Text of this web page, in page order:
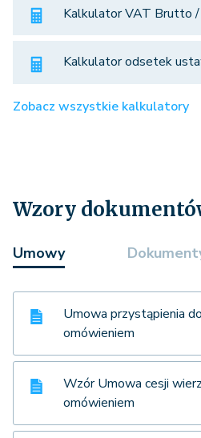
Kalkulator VAT Brutto
Kalkulator odsetek
Zobacz wszystkie kalkulatory
Wzory
Umowy
Umowa przystąpienia
omówieniem
Wzór Umowa cesji
omówieniem